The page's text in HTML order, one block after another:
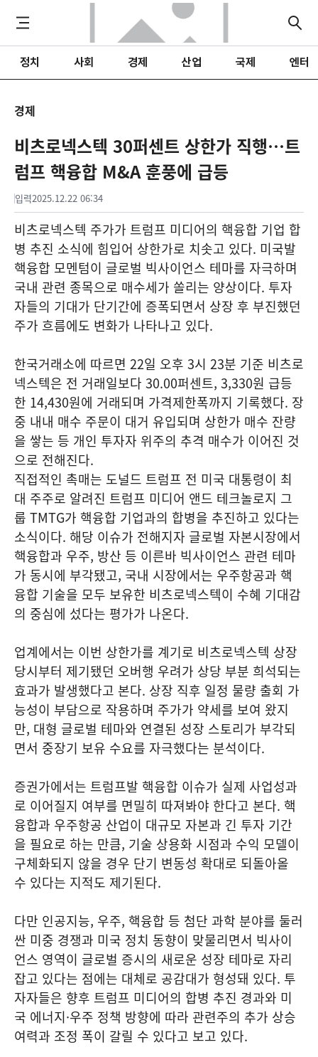
정치 사회 경제 산업 국제 엔터
경제
비츠로넥스텍 30퍼센트 상한가 직행…트
럼프 핵융합 M&A 훈풍에 급등
입력2025.12.22 06:34
비츠로넥스텍 주가가 트럼프 미디어의 핵융합 기업 합
병 추진 소식에 힘입어 상한가로 치솟고 있다. 미국발
핵융합 모멘텀이 글로벌 빅사이언스 테마를 자극하며
국내 관련 종목으로 매수세가 쏠리는 양상이다. 투자
자들의 기대가 단기간에 증폭되면서 상장 후 부진했던
주가 흐름에도 변화가 나타나고 있다.
한국거래소에 따르면 22일 오후 3시 23분 기준 비츠로
넥스텍은 전 거래일보다 30.00퍼센트, 3,330원 급등
한 14,430원에 거래되며 가격제한폭까지 기록했다. 장
중 내내 매수 주문이 대거 유입되며 상한가 매수 잔량
을 쌓는 등 개인 투자자 위주의 추격 매수가 이어진 것
으로 전해진다.
직접적인 촉매는 도널드 트럼프 전 미국 대통령이 최
대 주주로 알려진 트럼프 미디어 앤드 테크놀로지 그
룹 TMTG가 핵융합 기업과의 합병을 추진하고 있다는
소식이다. 해당 이슈가 전해지자 글로벌 자본시장에서
핵융합과 우주, 방산 등 이른바 빅사이언스 관련 테마
가 동시에 부각됐고, 국내 시장에서는 우주항공과 핵
융합 기술을 모두 보유한 비츠로넥스텍이 수혜 기대감
의 중심에 섰다는 평가가 나온다.
업계에서는 이번 상한가를 계기로 비츠로넥스텍 상장
당시부터 제기됐던 오버행 우려가 상당 부분 희석되는
효과가 발생했다고 본다. 상장 직후 일정 물량 출회 가
능성이 부담으로 작용하며 주가가 약세를 보여 왔지
만, 대형 글로벌 테마와 연결된 성장 스토리가 부각되
면서 중장기 보유 수요를 자극했다는 분석이다.
증권가에서는 트럼프발 핵융합 이슈가 실제 사업성과
로 이어질지 여부를 면밀히 따져봐야 한다고 본다. 핵
융합과 우주항공 산업이 대규모 자본과 긴 투자 기간
을 필요로 하는 만큼, 기술 상용화 시점과 수익 모델이
구체화되지 않을 경우 단기 변동성 확대로 되돌아올
수 있다는 지적도 제기된다.
다만 인공지능, 우주, 핵융합 등 첨단 과학 분야를 둘러
싼 미중 경쟁과 미국 정치 동향이 맞물리면서 빅사이
언스 영역이 글로벌 증시의 새로운 성장 테마로 자리
잡고 있다는 점에는 대체로 공감대가 형성돼 있다. 투
자자들은 향후 트럼프 미디어의 합병 추진 경과와 미
국 에너지·우주 정책 방향에 따라 관련주의 추가 상승
여력과 조정 폭이 갈릴 수 있다고 보고 있다.